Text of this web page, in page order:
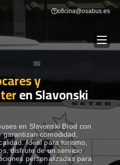
oficina@osabus.es
Show dropdown
Show dropdown
y
en Slavonski
en Slavonski Brod con
comodidad,
Ideal para turismo,
disfrute de un servicio
personalizadas para